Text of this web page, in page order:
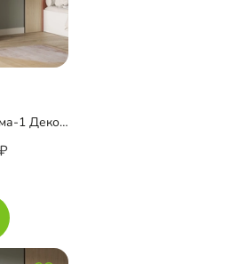
Распашной шкаф Лесама-1 Декор 1